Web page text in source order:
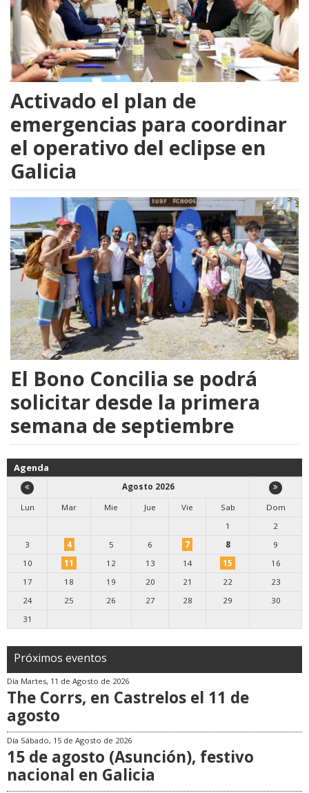
Activado el plan de
emergencias para coordinar
el operativo del eclipse en
Galicia
El Bono Concilia se podrá
solicitar desde la primera
semana de septiembre
Agenda
Agosto 2026
Lun
Mar Mie Jue Vie Sab
Dom
1
2
3
4 5 6 7 8
9
10
11 12 13 14 15
16
17
18 19 20 21 22
23
24
25 26 27 28 29
30
31
Próximos eventos
Día Martes, 11 de Agosto de 2026
The Corrs, en Castrelos el 11 de
agosto
Día Sábado, 15 de Agosto de 2026
15 de agosto (Asunción), festivo
nacional en Galicia